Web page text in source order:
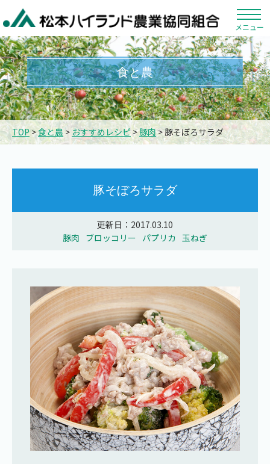
メニュー
食と農
TOP >食と農> おすすめレシピ>豚肉> 豚そぼろサラダ
豚そぼろサラダ
更新日：2017.03.10
豚肉 ブロッコリー パプリカ 玉ねぎ